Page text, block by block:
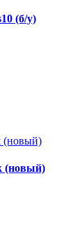
(б/у)
(новый)